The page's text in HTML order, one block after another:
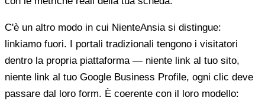
C'è un altro modo in cui NienteAnsia si distingue:
linkiamo fuori. I portali tradizionali tengono i visitatori
dentro la propria piattaforma — niente link al tuo sito,
niente link al tuo Google Business Profile, ogni clic deve
passare dal loro form. È coerente con il loro modello: